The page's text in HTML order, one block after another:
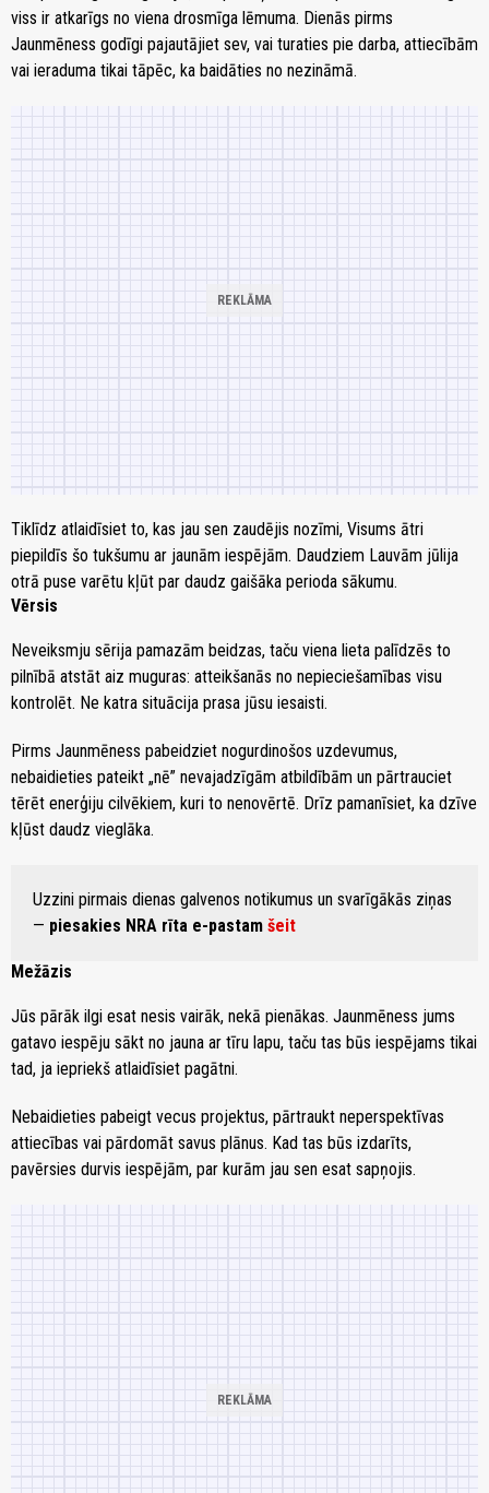
viss ir atkarīgs no viena drosmīga lēmuma. Dienās pirms
Jaunmēness godīgi pajautājiet sev, vai turaties pie darba, attiecībām
vai ieraduma tikai tāpēc, ka baidāties no nezināmā.
Tiklīdz atlaidīsiet to, kas jau sen zaudējis nozīmi, Visums ātri
piepildīs šo tukšumu ar jaunām iespējām. Daudziem Lauvām jūlija
otrā puse varētu kļūt par daudz gaišāka perioda sākumu.
Vērsis
Neveiksmju sērija pamazām beidzas, taču viena lieta palīdzēs to
pilnībā atstāt aiz muguras: atteikšanās no nepieciešamības visu
kontrolēt. Ne katra situācija prasa jūsu iesaisti.
Pirms Jaunmēness pabeidziet nogurdinošos uzdevumus,
nebaidieties pateikt „nē” nevajadzīgām atbildībām un pārtrauciet
tērēt enerģiju cilvēkiem, kuri to nenovērtē. Drīz pamanīsiet, ka dzīve
kļūst daudz vieglāka.
Uzzini pirmais dienas galvenos notikumus un svarīgākās ziņas
— piesakies NRA rīta e-pastam šeit
Mežāzis
Jūs pārāk ilgi esat nesis vairāk, nekā pienākas. Jaunmēness jums
gatavo iespēju sākt no jauna ar tīru lapu, taču tas būs iespējams tikai
tad, ja iepriekš atlaidīsiet pagātni.
Nebaidieties pabeigt vecus projektus, pārtraukt neperspektīvas
attiecības vai pārdomāt savus plānus. Kad tas būs izdarīts,
pavērsies durvis iespējām, par kurām jau sen esat sapņojis.